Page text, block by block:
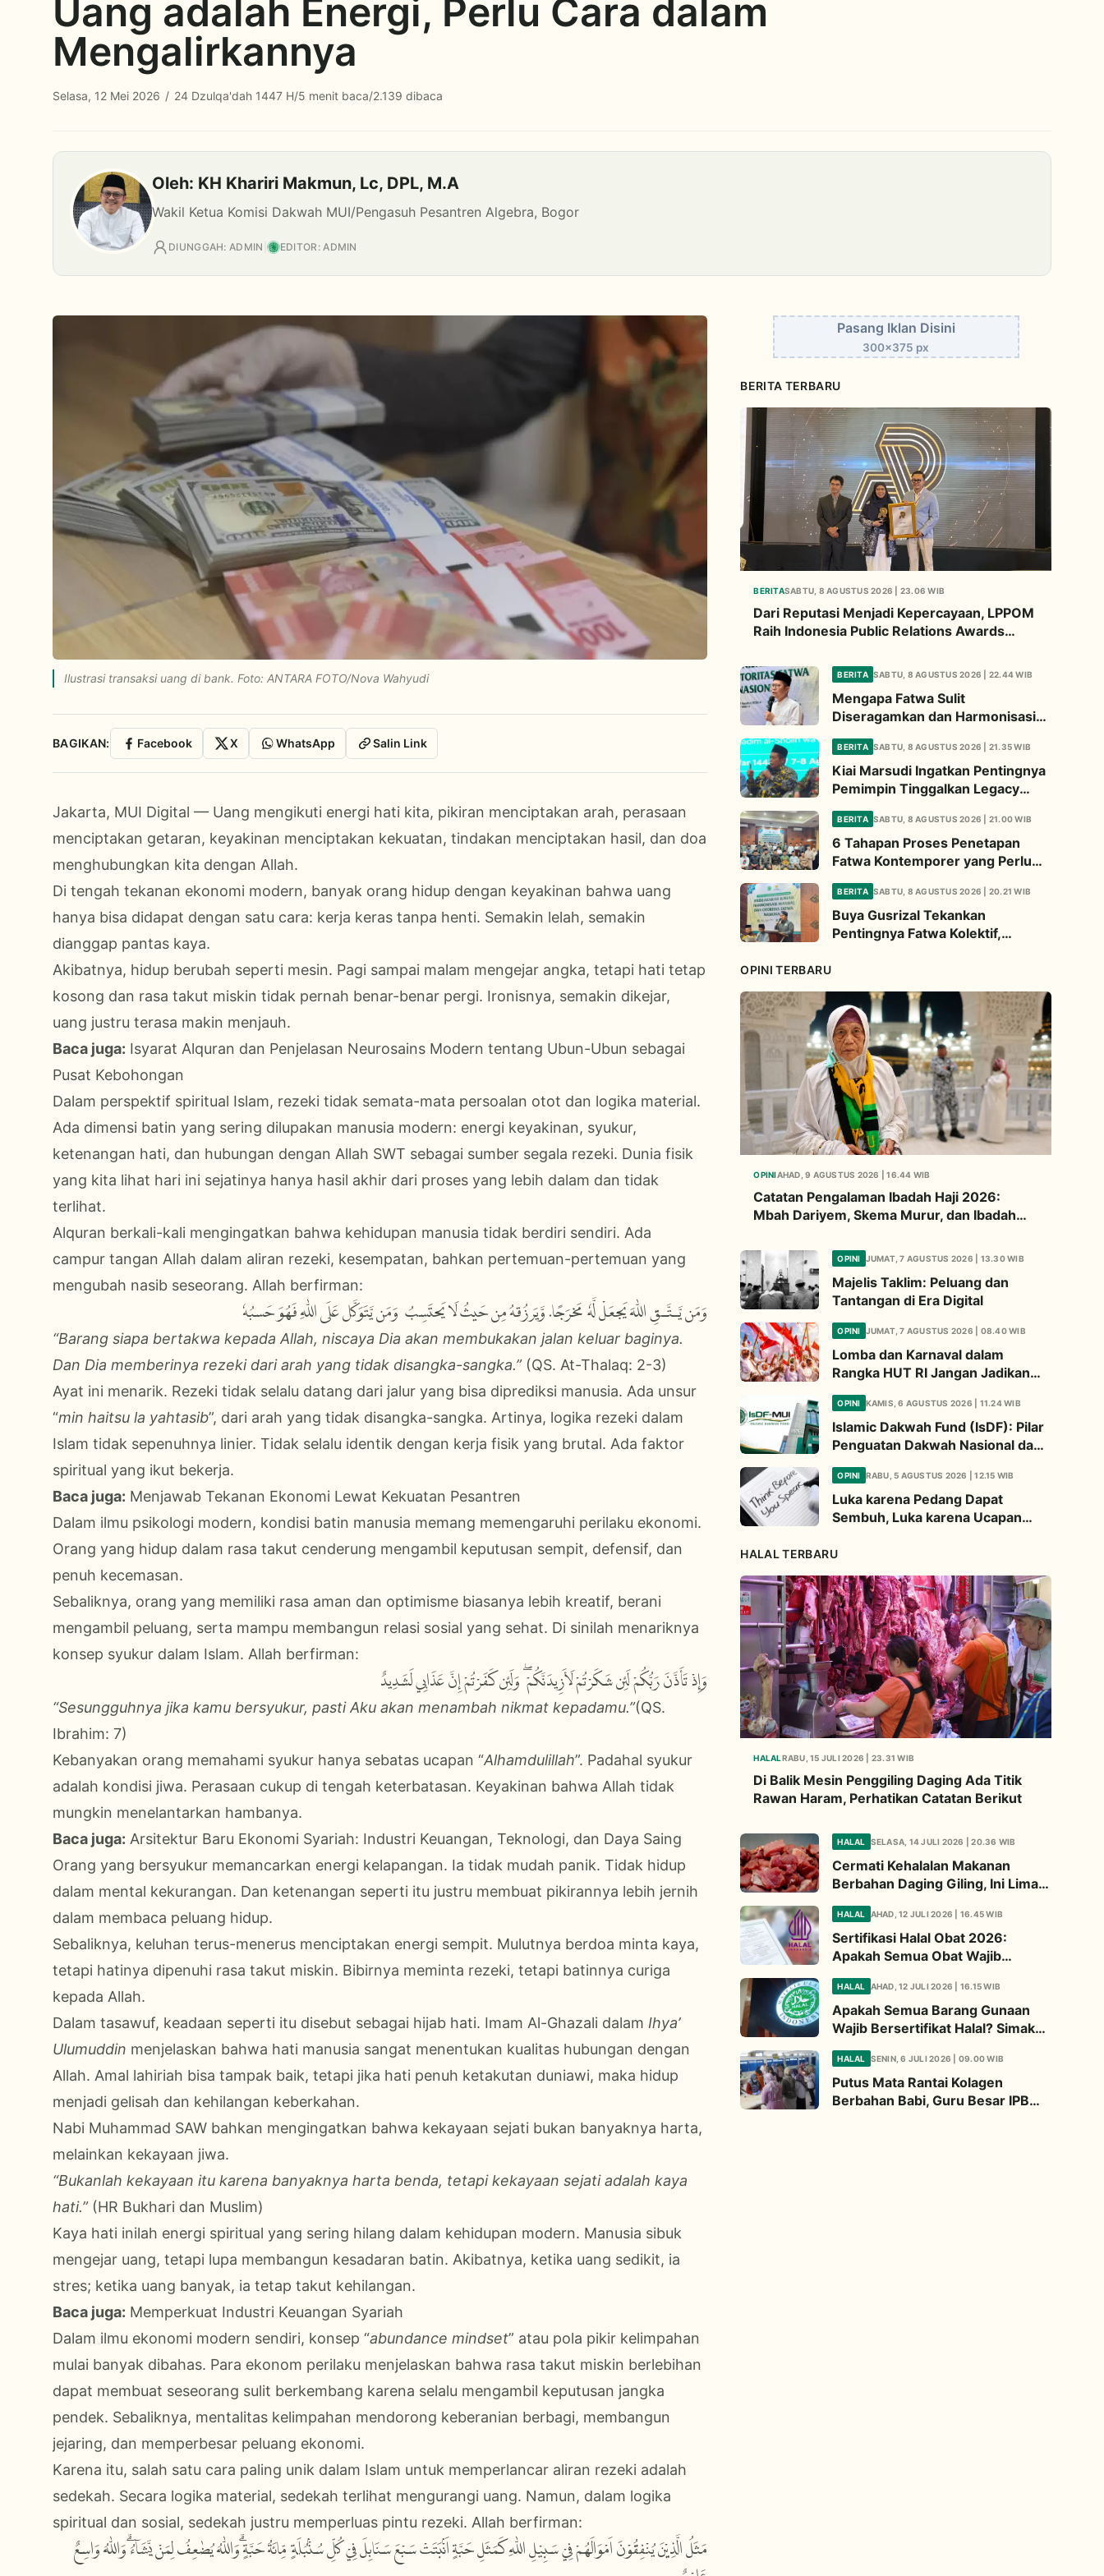
Uang adalah Energi, Perlu Cara dalam
Mengalirkannya
Selasa, 12 Mei 2026 / 24 Dzulqa'dah 1447 H/5 menit baca/2.139 dibaca
Oleh: KH Khariri Makmun, Lc, DPL, M.A
Wakil Ketua Komisi Dakwah MUI/Pengasuh Pesantren Algebra, Bogor
DIUNGGAH: ADMIN EDITOR: ADMIN
Ilustrasi transaksi uang di bank. Foto: ANTARA FOTO/Nova Wahyudi
BAGIKAN: Facebook X WhatsApp Salin Link
Jakarta, MUI Digital — Uang mengikuti energi hati kita, pikiran menciptakan arah, perasaan
menciptakan getaran, keyakinan menciptakan kekuatan, tindakan menciptakan hasil, dan doa
menghubungkan kita dengan Allah.
Di tengah tekanan ekonomi modern, banyak orang hidup dengan keyakinan bahwa uang
hanya bisa didapat dengan satu cara: kerja keras tanpa henti. Semakin lelah, semakin
dianggap pantas kaya.
Akibatnya, hidup berubah seperti mesin. Pagi sampai malam mengejar angka, tetapi hati tetap
kosong dan rasa takut miskin tidak pernah benar-benar pergi. Ironisnya, semakin dikejar,
uang justru terasa makin menjauh.
Baca juga: Isyarat Alquran dan Penjelasan Neurosains Modern tentang Ubun-Ubun sebagai
Pusat Kebohongan
Dalam perspektif spiritual Islam, rezeki tidak semata-mata persoalan otot dan logika material.
Ada dimensi batin yang sering dilupakan manusia modern: energi keyakinan, syukur,
ketenangan hati, dan hubungan dengan Allah SWT sebagai sumber segala rezeki. Dunia fisik
yang kita lihat hari ini sejatinya hanya hasil akhir dari proses yang lebih dalam dan tidak
terlihat.
Alquran berkali-kali mengingatkan bahwa kehidupan manusia tidak berdiri sendiri. Ada
campur tangan Allah dalam aliran rezeki, kesempatan, bahkan pertemuan-pertemuan yang
mengubah nasib seseorang. Allah berfirman:
وَمَنۡ يَّـتَّـقِ اللّٰهَ يَجۡعَلْ لَّهٗ مَخۡرَجًا. وَّيَرۡزُقۡهُ مِنۡ حَيۡثُ لَا يَحۡتَسِبُ​ ؕ وَمَنۡ يَّتَوَكَّلۡ عَلَى اللّٰهِ فَهُوَ حَسۡبُهٗ ؕ
“Barang siapa bertakwa kepada Allah, niscaya Dia akan membukakan jalan keluar baginya.
Dan Dia memberinya rezeki dari arah yang tidak disangka-sangka.”(QS. At-Thalaq: 2-3)
Ayat ini menarik. Rezeki tidak selalu datang dari jalur yang bisa diprediksi manusia. Ada unsur
“min haitsu la yahtasib”, dari arah yang tidak disangka-sangka. Artinya, logika rezeki dalam
Islam tidak sepenuhnya linier. Tidak selalu identik dengan kerja fisik yang brutal. Ada faktor
spiritual yang ikut bekerja.
Baca juga: Menjawab Tekanan Ekonomi Lewat Kekuatan Pesantren
Dalam ilmu psikologi modern, kondisi batin manusia memang memengaruhi perilaku ekonomi.
Orang yang hidup dalam rasa takut cenderung mengambil keputusan sempit, defensif, dan
penuh kecemasan.
Sebaliknya, orang yang memiliki rasa aman dan optimisme biasanya lebih kreatif, berani
mengambil peluang, serta mampu membangun relasi sosial yang sehat. Di sinilah menariknya
konsep syukur dalam Islam. Allah berfirman:
وَإِذْ تَأَذَّنَ رَبُّكُمْ لَئِن شَكَرْتُمْ لَأَزِيدَنَّكُمْ ۖ وَلَئِن كَفَرْتُمْ إِنَّ عَذَابِي لَشَدِيدٌ
“Sesungguhnya jika kamu bersyukur, pasti Aku akan menambah nikmat kepadamu.”(QS.
Ibrahim: 7)
Kebanyakan orang memahami syukur hanya sebatas ucapan “Alhamdulillah”. Padahal syukur
adalah kondisi jiwa. Perasaan cukup di tengah keterbatasan. Keyakinan bahwa Allah tidak
mungkin menelantarkan hambanya.
Baca juga: Arsitektur Baru Ekonomi Syariah: Industri Keuangan, Teknologi, dan Daya Saing
Orang yang bersyukur memancarkan energi kelapangan. Ia tidak mudah panik. Tidak hidup
dalam mental kekurangan. Dan ketenangan seperti itu justru membuat pikirannya lebih jernih
dalam membaca peluang hidup.
Sebaliknya, keluhan terus-menerus menciptakan energi sempit. Mulutnya berdoa minta kaya,
tetapi hatinya dipenuhi rasa takut miskin. Bibirnya meminta rezeki, tetapi batinnya curiga
kepada Allah.
Dalam tasawuf, keadaan seperti itu disebut sebagai hijab hati. Imam Al-Ghazali dalam Ihya’
Ulumuddin menjelaskan bahwa hati manusia sangat menentukan kualitas hubungan dengan
Allah. Amal lahiriah bisa tampak baik, tetapi jika hati penuh ketakutan duniawi, maka hidup
menjadi gelisah dan kehilangan keberkahan.
Nabi Muhammad SAW bahkan mengingatkan bahwa kekayaan sejati bukan banyaknya harta,
melainkan kekayaan jiwa.
“Bukanlah kekayaan itu karena banyaknya harta benda, tetapi kekayaan sejati adalah kaya
hati.”(HR Bukhari dan Muslim)
Kaya hati inilah energi spiritual yang sering hilang dalam kehidupan modern. Manusia sibuk
mengejar uang, tetapi lupa membangun kesadaran batin. Akibatnya, ketika uang sedikit, ia
stres; ketika uang banyak, ia tetap takut kehilangan.
Baca juga: Memperkuat Industri Keuangan Syariah
Dalam ilmu ekonomi modern sendiri, konsep “abundance mindset” atau pola pikir kelimpahan
mulai banyak dibahas. Para ekonom perilaku menjelaskan bahwa rasa takut miskin berlebihan
dapat membuat seseorang sulit berkembang karena selalu mengambil keputusan jangka
pendek. Sebaliknya, mentalitas kelimpahan mendorong keberanian berbagi, membangun
jejaring, dan memperbesar peluang ekonomi.
Karena itu, salah satu cara paling unik dalam Islam untuk memperlancar aliran rezeki adalah
sedekah. Secara logika material, sedekah terlihat mengurangi uang. Namun, dalam logika
spiritual dan sosial, sedekah justru memperluas pintu rezeki. Allah berfirman:
مَثَلُ الَّذِيْنَ يُنْفِقُوْنَ اَمْوَالَهُمْ فِيْ سَبِيْلِ اللّٰهِ كَمَثَلِ حَبَّةٍ اَنْۢبَتَتْ سَبْعَ سَنَابِلَ فِيْ كُلِّ سُنْۢبُلَةٍ مِّائَةُ حَبَّةٍۗ وَاللّٰهُ يُضٰعِفُ لِمَنْ يَّشَاۤءُۗ وَاللّٰهُ وَاسِعٌ
Pasang Iklan Disini
300x375 px
BERITA TERBARU
BERITASABTU, 8 AGUSTUS 2026 | 23.06 WIB
Dari Reputasi Menjadi Kepercayaan, LPPOM
Raih Indonesia Public Relations Awards
BERITA SABTU, 8 AGUSTUS 2026 | 22.44 WIB
Mengapa Fatwa Sulit
Diseragamkan dan Harmonisasi
Kiai Cholil
BERITA SABTU, 8 AGUSTUS 2026 | 21.35 WIB
Kiai Marsudi Ingatkan Pentingnya
Pemimpin Tinggalkan Legacy
BERITA SABTU, 8 AGUSTUS 2026 | 21.00 WIB
6 Tahapan Proses Penetapan
Fatwa Kontemporer yang Perlu
BERITA SABTU, 8 AGUSTUS 2026 | 20.21 WIB
Buya Gusrizal Tekankan
Pentingnya Fatwa Kolektif,
OPINI TERBARU
OPINIAHAD, 9 AGUSTUS 2026 | 16.44 WIB
Catatan Pengalaman Ibadah Haji 2026:
Mbah Dariyem, Skema Murur, dan Ibadah
OPINI JUMAT, 7 AGUSTUS 2026 | 13.30 WIB
Majelis Taklim: Peluang dan
Tantangan di Era Digital
OPINI JUMAT, 7 AGUSTUS 2026 | 08.40 WIB
Lomba dan Karnaval dalam
Rangka HUT RI Jangan Jadikan
OPINI KAMIS, 6 AGUSTUS 2026 | 11.24 WIB
Islamic Dakwah Fund (IsDF): Pilar
Penguatan Dakwah Nasional dan
Global
OPINI RABU, 5 AGUSTUS 2026 | 12.15 WIB
Luka karena Pedang Dapat
Sembuh, Luka karena Ucapan
HALAL TERBARU
HALALRABU, 15 JULI 2026 | 23.31 WIB
Di Balik Mesin Penggiling Daging Ada Titik
Rawan Haram, Perhatikan Catatan Berikut
HALAL SELASA, 14 JULI 2026 | 20.36 WIB
Cermati Kehalalan Makanan
Berbahan Daging Giling, Ini Lima
Titik Kritis yang Wajib
Diperhatikan
HALAL AHAD, 12 JULI 2026 | 16.45 WIB
Sertifikasi Halal Obat 2026:
Apakah Semua Obat Wajib
Bersertifikat Halal? Begini
Penjelasannya
HALAL AHAD, 12 JULI 2026 | 16.15 WIB
Apakah Semua Barang Gunaan
Wajib Bersertifikat Halal? Simak
Penjelasan Ini
HALAL SENIN, 6 JULI 2026 | 09.00 WIB
Putus Mata Rantai Kolagen
Berbahan Babi, Guru Besar IPB